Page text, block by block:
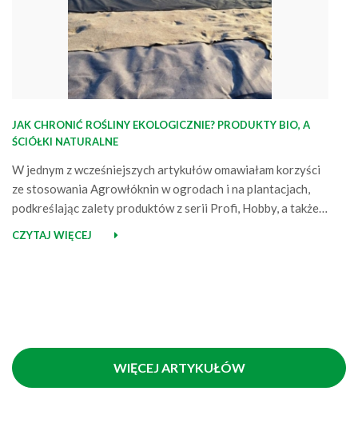
JAK CHRONIĆ ROŚLINY EKOLOGICZNIE? PRODUKTY BIO, A
ŚCIÓŁKI NATURALNE
W jednym z wcześniejszych artykułów omawiałam korzyści
ze stosowania Agrowłóknin w ogrodach i na plantacjach,
podkreślając zalety produktów z serii Profi, Hobby, a także
więcej osób szuka bowiem rozwiązań, które są bezpieczne
CZYTAJ WIĘCEJ
WIĘCEJ ARTYKUŁÓW